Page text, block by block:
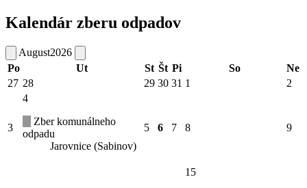
Kalendár zberu odpadov
August2026
Po
Ut St Št Pi So
Ne
27 28 29 30 31 1 2
3
4
Zber komunálneho
odpadu
Jarovnice (Sabinov)
5 6 7 8 9
15